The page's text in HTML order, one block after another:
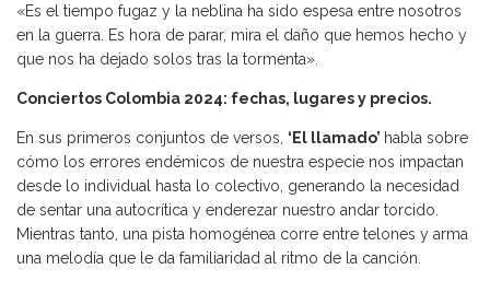
«Es el tiempo fugaz y la neblina ha sido espesa entre nosotros
en la guerra. Es hora de parar, mira el daño que hemos hecho y
que nos ha dejado solos tras la tormenta».
Conciertos Colombia 2024: fechas, lugares y precios.
En sus primeros conjuntos de versos, ‘El llamado’ habla sobre
cómo los errores endémicos de nuestra especie nos impactan
desde lo individual hasta lo colectivo, generando la necesidad
de sentar una autocrítica y enderezar nuestro andar torcido.
Mientras tanto, una pista homogénea corre entre telones y arma
una melodía que le da familiaridad al ritmo de la canción.